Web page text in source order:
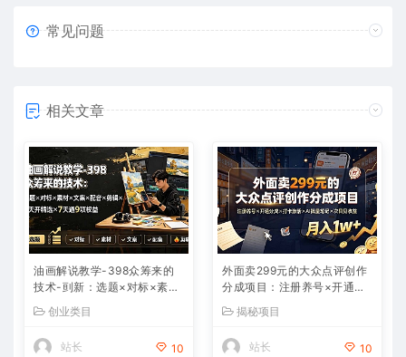
常见问题
相关文章
油画解说教学-398众筹来的
技术-刯新：选题×对标×素材
选×7天通9项权益
创业类目
站长 10
外面卖299元的大众点评创作
分成项目：注册养号×开通分
日见收益，月入1w+
揭秘项目
站长 10